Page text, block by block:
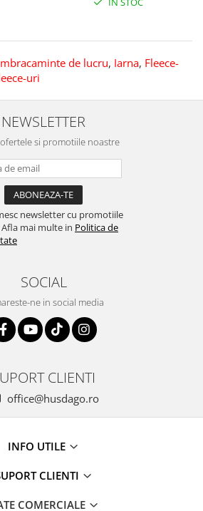
de lucru, Iarna, Fleece-
uri
NEWSLETTER
si promotiile noastre
newsletter cu promotiile
mai multe in Politica de
SOCIAL
ne in social media
CLIENTI
office@husdago.ro
INFO UTILE
CLIENTI
COMERCIALE